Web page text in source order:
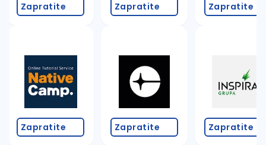
Zapratite
Zapratite
Zapratite
Zapratite
Zapratite
Zapratite